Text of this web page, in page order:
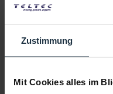
Zustimmung
Mit Cookies alles im